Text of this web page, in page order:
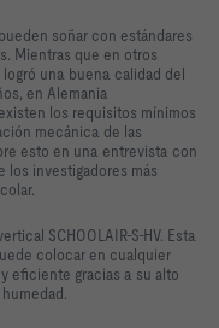
soñar con estándares
Mientras que en otros
una buena calidad del
en Alemania
los requisitos mínimos
mecánica de las
esto en una entrevista con
los investigadores más
SCHOOLAIR-S-HV. Esta
colocar en cualquier
eficiente gracias a su alto